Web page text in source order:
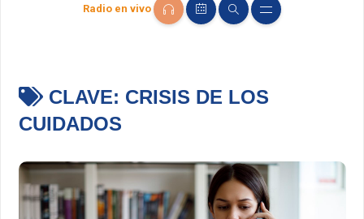
Radio en vivo
CLAVE: CRISIS DE LOS
CUIDADOS